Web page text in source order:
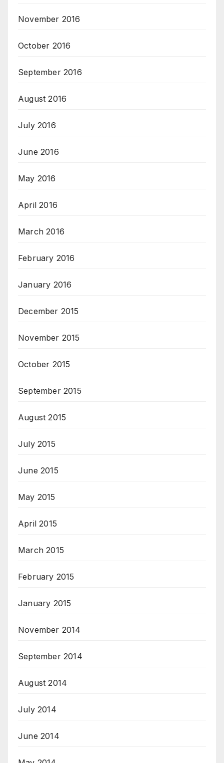
November 2016
October 2016
September 2016
August 2016
July 2016
June 2016
May 2016
April 2016
March 2016
February 2016
January 2016
December 2015
November 2015
October 2015
September 2015
August 2015
July 2015
June 2015
May 2015
April 2015
March 2015
February 2015
January 2015
November 2014
September 2014
August 2014
July 2014
June 2014